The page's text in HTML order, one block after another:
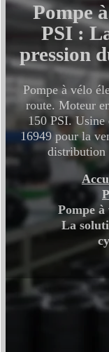
Pompe
PSI :
pression
Pompe à vélo
route. Moteur
150 PSI.
16949 pour la
distribution
Pompe
La